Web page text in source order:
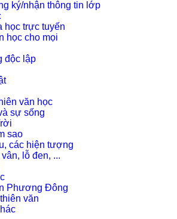
ký/nhận thông tin lớp
học trực tuyến
học cho mọi
độc lập
văn học
sự sống
sao
các hiện tượng
lỗ đen, ...
Phương Đông
văn